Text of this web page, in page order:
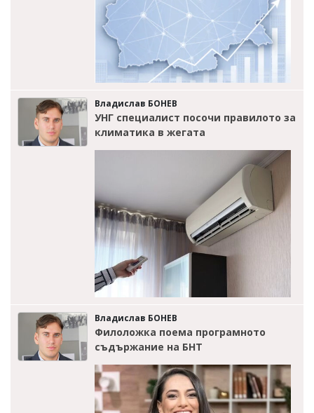
Владислав БОНЕВ
УНГ специалист посочи правилото за
климатика в жегата
Владислав БОНЕВ
Филоложка поема програмното
съдържание на БНТ